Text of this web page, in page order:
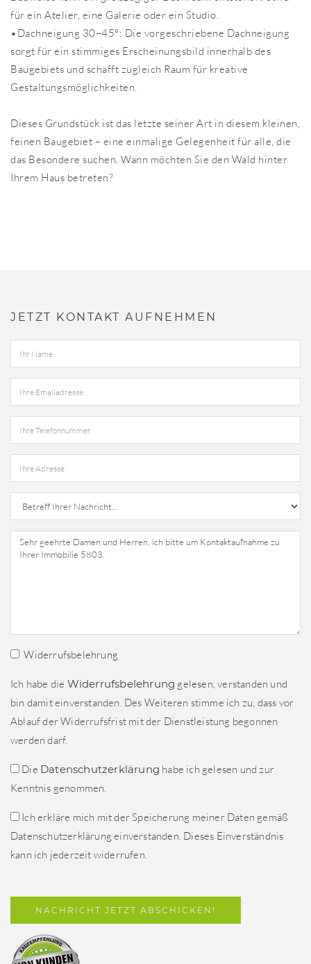
für ein Atelier, eine Galerie oder ein Studio.
•Dachneigung 30–45°: Die vorgeschriebene Dachneigung
sorgt für ein stimmiges Erscheinungsbild innerhalb des
Baugebiets und schafft zugleich Raum für kreative
Gestaltungsmöglichkeiten.
Dieses Grundstück ist das letzte seiner Art in diesem kleinen,
feinen Baugebiet – eine einmalige Gelegenheit für alle, die
das Besondere suchen. Wann möchten Sie den Wald hinter
Ihrem Haus betreten?
JETZT KONTAKT AUFNEHMEN
Widerrufsbelehrung
Ich habe die Widerrufsbelehrung gelesen, verstanden und
bin damit einverstanden. Des Weiteren stimme ich zu, dass vor
Ablauf der Widerrufsfrist mit der Dienstleistung begonnen
werden darf.
Die Datenschutzerklärung habe ich gelesen und zur
Kenntnis genommen.
Ich erkläre mich mit der Speicherung meiner Daten gemäß
Datenschutzerklärung einverstanden. Dieses Einverständnis
kann ich jederzeit widerrufen.